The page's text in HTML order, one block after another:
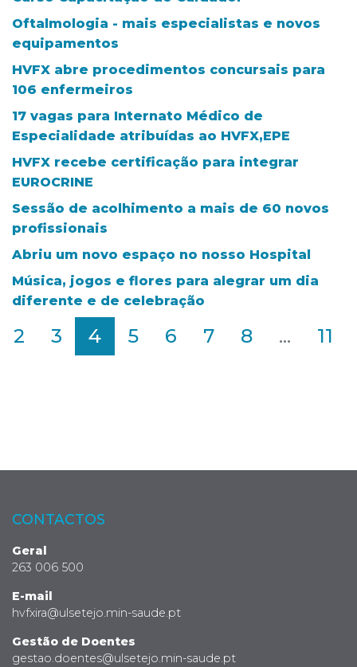
Oftalmologia - mais especialistas e novos
equipamentos
HVFX abre procedimentos concursais para
106 enfermeiros
17 vagas para Internato Médico de
Especialidade atribuídas ao HVFX,EPE
HVFX recebe certificação para integrar
EUROCRINE
Sessão de acolhimento a mais de 60 novos
profissionais
Abriu um novo espaço no nosso Hospital
Música, jogos e flores para alegrar um dia
diferente e de celebração
2 3 4 5 6 7 8 ... 11
CONTACTOS
Geral
263 006 500
E-mail
hvfxira@ulsetejo.min-saude.pt
Gestão de Doentes
gestao.doentes@ulsetejo.min-saude.pt